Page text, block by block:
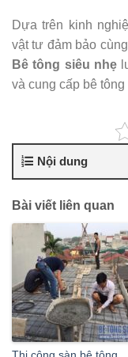
Dựa trên kinh
vật tư đảm bảo
Bê tông siêu nhẹ
và cung cấp bê
Nội dung
Bài viết liên quan